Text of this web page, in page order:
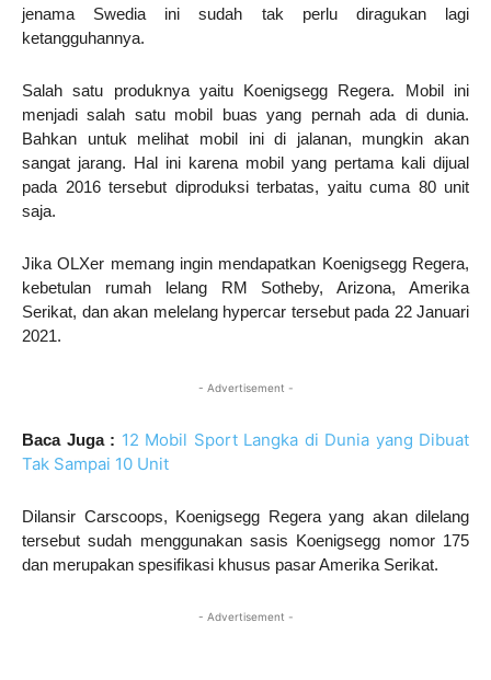
jenama Swedia ini sudah tak perlu diragukan lagi
ketangguhannya.
Salah satu produknya yaitu Koenigsegg Regera. Mobil ini
menjadi salah satu mobil buas yang pernah ada di dunia.
Bahkan untuk melihat mobil ini di jalanan, mungkin akan
sangat jarang. Hal ini karena mobil yang pertama kali dijual
pada 2016 tersebut diproduksi terbatas, yaitu cuma 80 unit
saja.
Jika OLXer memang ingin mendapatkan Koenigsegg Regera,
kebetulan rumah lelang RM Sotheby, Arizona, Amerika
Serikat, dan akan melelang hypercar tersebut pada 22 Januari
2021.
- Advertisement -
Baca Juga : 12 Mobil Sport Langka di Dunia yang Dibuat
Tak Sampai 10 Unit
Dilansir Carscoops, Koenigsegg Regera yang akan dilelang
tersebut sudah menggunakan sasis Koenigsegg nomor 175
dan merupakan spesifikasi khusus pasar Amerika Serikat.
- Advertisement -